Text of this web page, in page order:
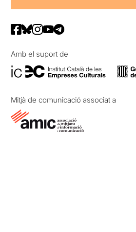
Amb el suport de
Mitjà de comunicació associat a